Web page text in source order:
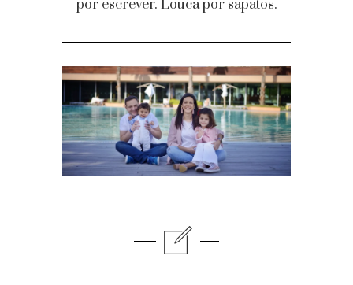
Homepage
Contacto
Facebook
por escrever. Louca por sapatos.